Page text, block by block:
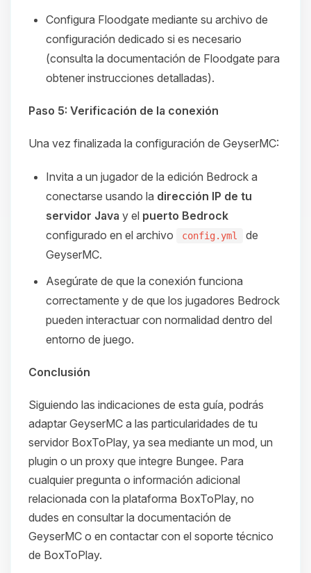
Configura Floodgate mediante su archivo de
configuración dedicado si es necesario
(consulta la documentación de Floodgate para
obtener instrucciones detalladas).
Paso 5: Verificación de la conexión
Una vez finalizada la configuración de GeyserMC:
Invita a un jugador de la edición Bedrock a
conectarse usando la dirección IP de tu
servidor Java y el puerto Bedrock
configurado en el archivo
config.yml
de
GeyserMC.
Asegúrate de que la conexión funciona
correctamente y de que los jugadores Bedrock
pueden interactuar con normalidad dentro del
entorno de juego.
Conclusión
Siguiendo las indicaciones de esta guía, podrás
adaptar GeyserMC a las particularidades de tu
servidor BoxToPlay, ya sea mediante un mod, un
plugin o un proxy que integre Bungee. Para
cualquier pregunta o información adicional
relacionada con la plataforma BoxToPlay, no
dudes en consultar la documentación de
GeyserMC o en contactar con el soporte técnico
de BoxToPlay.